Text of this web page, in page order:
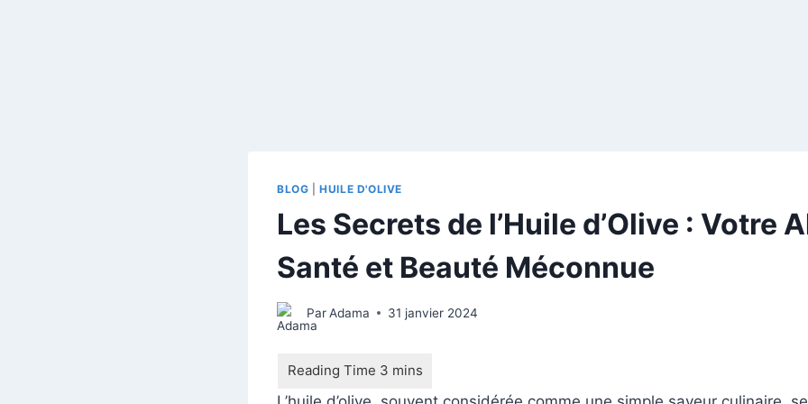
BLOG |HUILE D'OLIVE
Les Secrets de l’Huile d’Olive : Votre
Santé et Beauté Méconnue
ParAdama 31 janvier 2024